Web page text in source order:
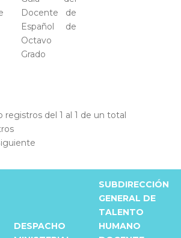
Docente de
Español de
Octavo
Grado
registros del 1 al 1 de un total
DESPACHO
SUBDIRECCIÓN
GENERAL DE
TALENTO
HUMANO